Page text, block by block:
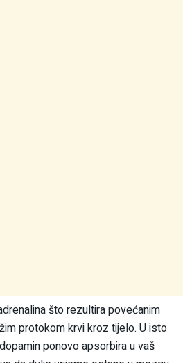
što rezultira povećanim
protokom krvi kroz tijelo. U isto
ponovo apsorbira u vaš